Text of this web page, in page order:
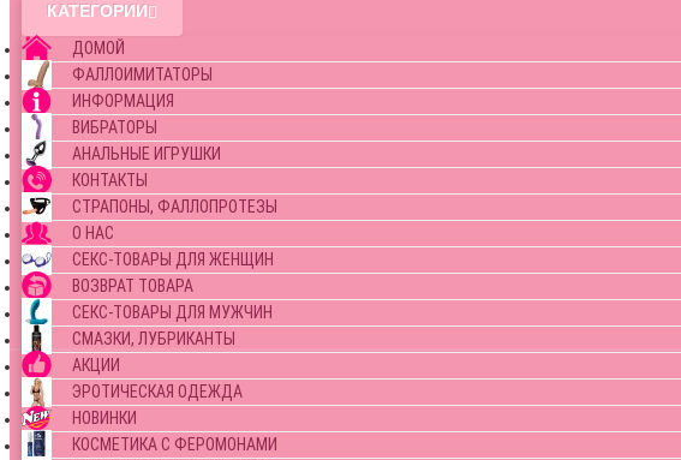
КАТЕГОРИИ
ДОМОЙ
ФАЛЛОИМИТАТОРЫ
ИНФОРМАЦИЯ
ВИБРАТОРЫ
АНАЛЬНЫЕ ИГРУШКИ
КОНТАКТЫ
СТРАПОНЫ, ФАЛЛОПРОТЕЗЫ
О НАС
СЕКС-ТОВАРЫ ДЛЯ ЖЕНЩИН
ВОЗВРАТ ТОВАРА
СЕКС-ТОВАРЫ ДЛЯ МУЖЧИН
СМАЗКИ, ЛУБРИКАНТЫ
АКЦИИ
ЭРОТИЧЕСКАЯ ОДЕЖДА
НОВИНКИ
КОСМЕТИКА С ФЕРОМОНАМИ